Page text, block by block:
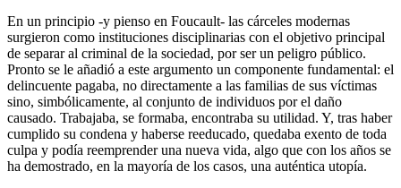
En un principio -y pienso en Foucault- las cárceles modernas
surgieron como instituciones disciplinarias con el objetivo principal
de separar al criminal de la sociedad, por ser un peligro público.
Pronto se le añadió a este argumento un componente fundamental: el
delincuente pagaba, no directamente a las familias de sus víctimas
sino, simbólicamente, al conjunto de individuos por el daño
causado. Trabajaba, se formaba, encontraba su utilidad. Y, tras haber
cumplido su condena y haberse reeducado, quedaba exento de toda
culpa y podía reemprender una nueva vida, algo que con los años se
ha demostrado, en la mayoría de los casos, una auténtica utopía.